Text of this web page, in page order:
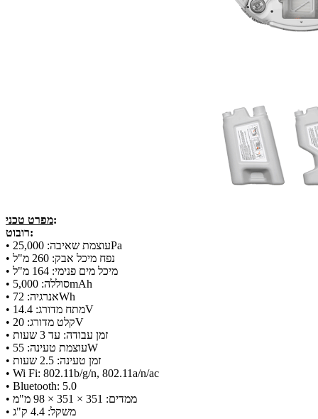
מפרט טכני:
רובוט:
• עוצמת שאיבה: 25,000Pa
• נפח מיכל אבק: 260 מ"ל
• מיכל מים פנימי: 164 מ"ל
• סוללה: 5,000mAh
• אנרגיה: 72Wh
• מתח מדורג: 14.4V
• קלט מדורג: 20V
• זמן עבודה: עד 3 שעות
• עוצמת טעינה: 55W
• זמן טעינה: 2.5 שעות
• Wi Fi: 802.11b/g/n, 802.11a/n/ac
• Bluetooth: 5.0
• ממדים: 351 × 351 × 98 מ"מ
• משקל: 4.4 ק"ג